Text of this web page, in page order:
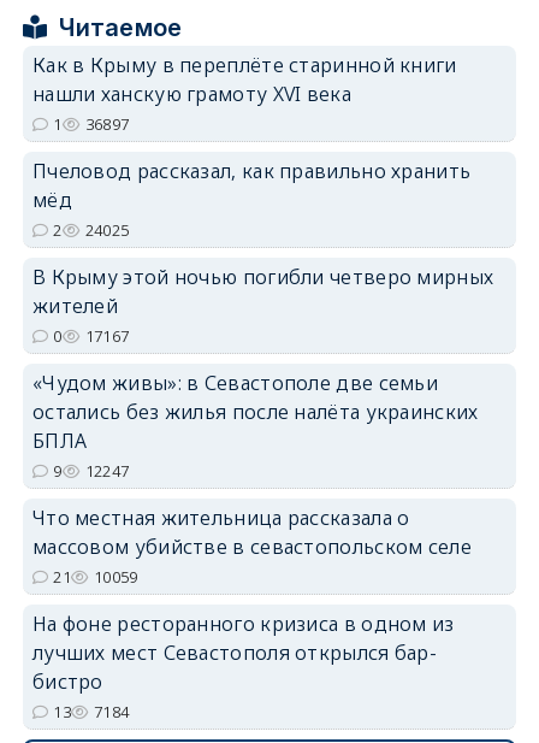
Читаемое
Как в Крыму в переплёте старинной книги
нашли ханскую грамоту XVI века
1 36897
Пчеловод рассказал, как правильно хранить
мёд
2 24025
В Крыму этой ночью погибли четверо мирных
жителей
0 17167
«Чудом живы»: в Севастополе две семьи
остались без жилья после налёта украинских
БПЛА
9 12247
Что местная жительница рассказала о
массовом убийстве в севастопольском селе
21 10059
На фоне ресторанного кризиса в одном из
лучших мест Севастополя открылся бар-
бистро
13 7184